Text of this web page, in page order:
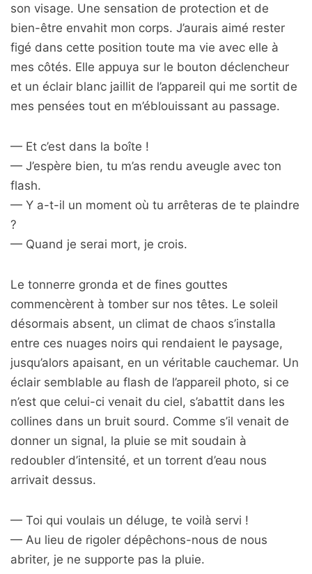
son visage. Une sensation de protection et de
bien-être envahit mon corps. J’aurais aimé rester
figé dans cette position toute ma vie avec elle à
mes côtés. Elle appuya sur le bouton déclencheur
et un éclair blanc jaillit de l’appareil qui me sortit de
mes pensées tout en m’éblouissant au passage.
— Et c’est dans la boîte !
— J’espère bien, tu m’as rendu aveugle avec ton
flash.
— Y a-t-il un moment où tu arrêteras de te plaindre
?
— Quand je serai mort, je crois.
Le tonnerre gronda et de fines gouttes
commencèrent à tomber sur nos têtes. Le soleil
désormais absent, un climat de chaos s’installa
entre ces nuages noirs qui rendaient le paysage,
jusqu’alors apaisant, en un véritable cauchemar. Un
éclair semblable au flash de l’appareil photo, si ce
n’est que celui-ci venait du ciel, s’abattit dans les
collines dans un bruit sourd. Comme s’il venait de
donner un signal, la pluie se mit soudain à
redoubler d’intensité, et un torrent d’eau nous
arrivait dessus.
— Toi qui voulais un déluge, te voilà servi !
— Au lieu de rigoler dépêchons-nous de nous
abriter, je ne supporte pas la pluie.